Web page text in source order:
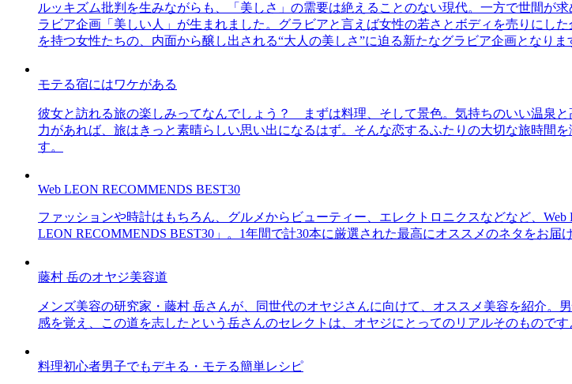
ルッキズム批判を生みながらも、「美しさ」の需要は絶えることのない現代。一方で世間が
ラビア企画「美しい人」が生まれました。グラビアと言えば女性の若さとボディを売りにし
を持つ女性たちの、内面から醸し出される“大人の美しさ”に迫る新たなグラビア企画となりま
モテる宿にはワケがある
彼女と訪れる旅の楽しみってなんでしょう？ まずは料理、そして景色。気持ちのいい温泉
力があれば、旅はきっと素晴らしい思い出になるはず。そんな恋するふたりの大切な旅時間
す。
Web LEON RECOMMENDS BEST30
ファッションや時計はもちろん、グルメからビューティー、エレクトロニクスなどなど、
LEON RECOMMENDS BEST30」。1年間で計30本に厳選された最高にオススメのネタをお届
藤村 岳のオヤジ美容道
メンズ美容の研究家・藤村 岳さんが、同世代のオヤジさんに向けて、オススメ美容を紹介
感を覚え、この道を志したという岳さんのセレクトは、オヤジにとってのリアルそのものです
料理初心者男子でもデキる・モテる簡単レシピ